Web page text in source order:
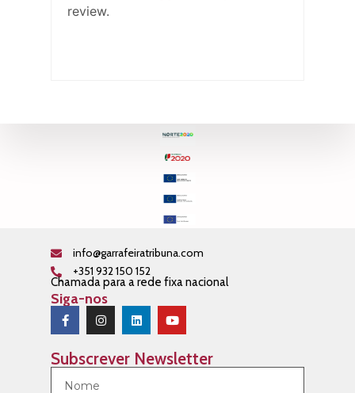
review.
info@garrafeiratribuna.com
+351 932 150 152
Chamada para a rede fixa nacional
Siga-nos
Subscrever Newsletter